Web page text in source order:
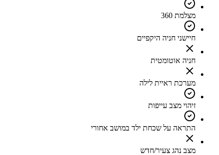
מצלמת 360
חיישני חניה היקפיים
חניה אוטומטית
מערכת ראיית לילה
זיהוי מצב עייפות
התראה על שכחת ילד במושב אחורי
מצב נהג צעיר/חדש